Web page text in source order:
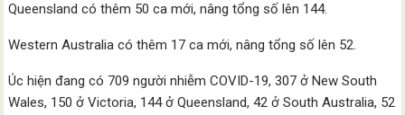
Queensland có thêm 50 ca mới, nâng tổng số lên 144.
Western Australia có thêm 17 ca mới, nâng tổng số lên 52.
Úc hiện đang có 709 người nhiễm COVID-19, 307 ở New South
Wales, 150 ở Victoria, 144 ở Queensland, 42 ở South Australia, 52